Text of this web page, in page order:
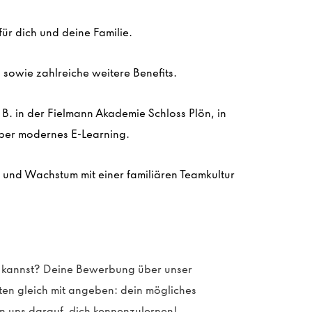
dich und deine Familie.
zahlreiche weitere Benefits.
in der Fielmann Akademie Schloss Plön, in
modernes E-Learning.
Wachstum mit einer familiären Teamkultur
Deine Bewerbung über unser
gleich mit angeben: dein mögliches